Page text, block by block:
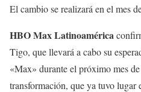
El cambio se realizará en el mes
HBO Max Latinoamérica
Tigo, que llevará a cabo su
«Max» durante el próximo mes
transformación, que ya tuvo lugar